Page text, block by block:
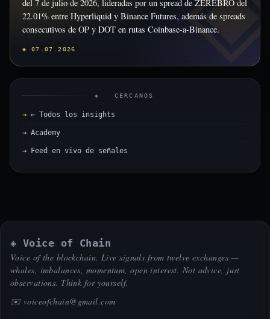
del 7 de julio de 2026, lideradas por un spread de ZEREBRO del
22.01% entre Hyperliquid y Binance Futures, además de spreads
consecutivos de OP y DOT en rutas Coinbase-a-Binance.
◈ 07.07.2026
◈ CERCANOS
← Todos los insights
Academy
Feed en vivo de señales
◈ Voice of Chain
Voice of the blockchain. Live signals from twelve exchanges —
whales, imbalances, momentum, open interest. Not advice, just
observations. Think for yourself.
✉️ voiceofchain@gmail.com